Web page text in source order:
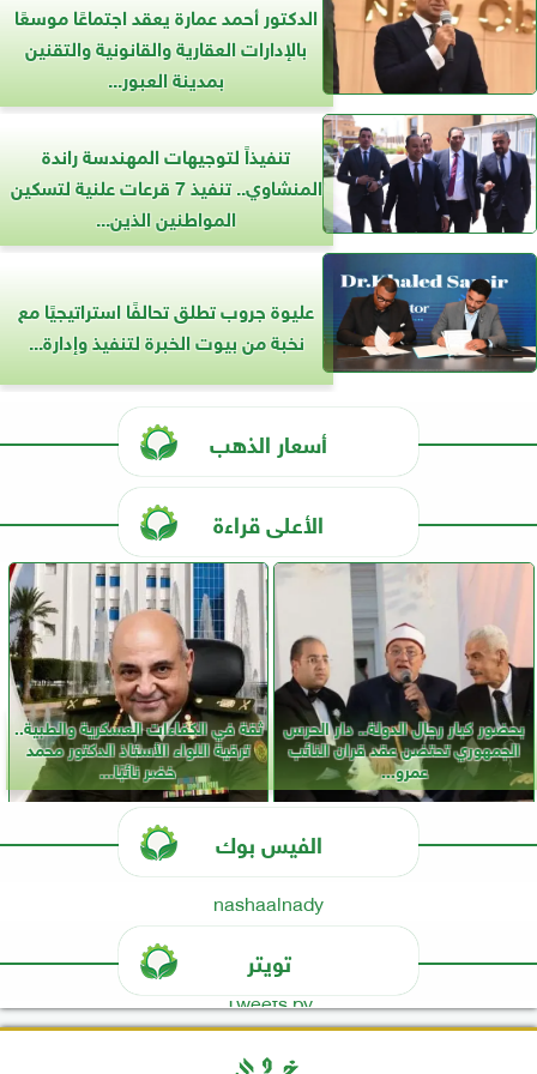
الدكتور أحمد عمارة يعقد اجتماعًا موسعًا
بالإدارات العقارية والقانونية والتقنين
بمدينة العبور...
تنفيذاً لتوجيهات المهندسة راندة
المنشاوي.. تنفيذ 7 قرعات علنية لتسكين
المواطنين الذين...
عليوة جروب تطلق تحالفًا استراتيجيًا مع
نخبة من بيوت الخبرة لتنفيذ وإدارة...
أسعار الذهب
الأعلى قراءة
بحضور كبار رجال الدولة.. دار الحرس
الجمهوري تحتضن عقد قران النائب
عمرو...
ثقة في الكفاءات العسكرية والطبية..
ترقية اللواء الأستاذ الدكتور محمد
خضر نائبًا...
الفيس بوك
nashaalnady
تويتر
Tweets by